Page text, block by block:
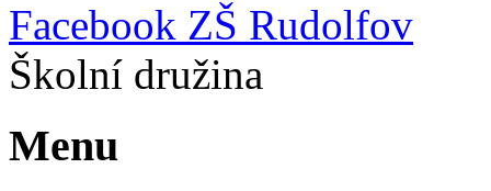
Facebook ZŠ Rudolfov
Školní družina
Menu